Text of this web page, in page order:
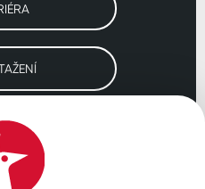
pobočky
POLSKO